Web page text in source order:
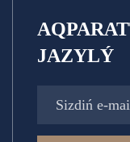
JAZYLÝ